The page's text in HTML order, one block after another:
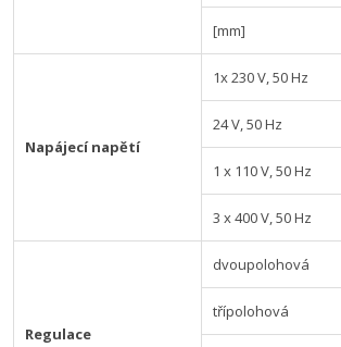
[mm]
Napájecí napětí
1x 230 V, 50 Hz
24 V, 50 Hz
1 x 110 V, 50 Hz
3 x 400 V, 50 Hz
Regulace
dvoupolohová
třípolohová